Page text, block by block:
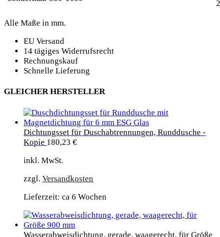
Alle Maße in mm.
EU Versand
14 tägiges Widerrufsrecht
Rechnungskauf
Schnelle Lieferung
GLEICHER HERSTELLER
Dichtungsset für Duschabtrennungen, Runddusche -
Kopie 180,23 €
inkl. MwSt.
zzgl. Versandkosten
Lieferzeit: ca 6 Wochen
Wasserabweisdichtung, gerade, waagerecht, für Größe